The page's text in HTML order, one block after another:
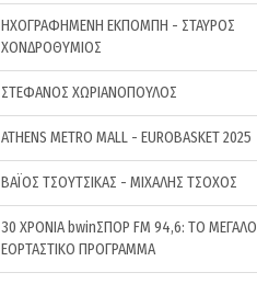
ΗΧΟΓΡΑΦΗΜΕΝΗ ΕΚΠΟΜΠΗ - ΣΤΑΥΡΟΣ
ΧΟΝΔΡΟΘΥΜΙΟΣ
ΣΤΕΦΑΝΟΣ ΧΩΡΙΑΝΟΠΟΥΛΟΣ
ATHENS METRO MALL - EUROBASKET 2025
ΒΑΪΟΣ ΤΣΟΥΤΣΙΚΑΣ - ΜΙΧΑΛΗΣ ΤΣΟΧΟΣ
30 ΧΡΟΝΙΑ bwinΣΠΟΡ FM 94,6: ΤΟ ΜΕΓΑΛΟ
ΕΟΡΤΑΣΤΙΚΟ ΠΡΟΓΡΑΜΜΑ